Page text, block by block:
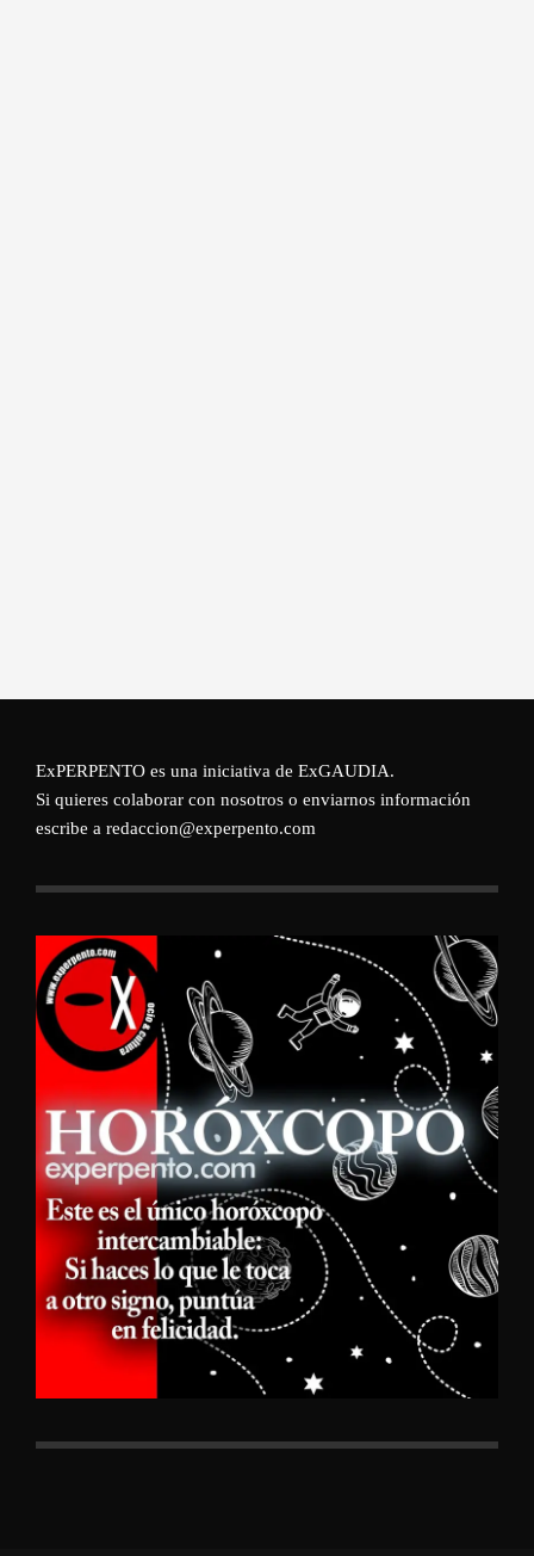
ExPERPENTO es una iniciativa de ExGAUDIA.
Si quieres colaborar con nosotros o enviarnos información
escribe a redaccion@experpento.com